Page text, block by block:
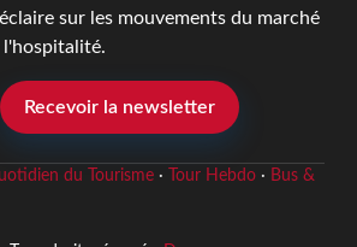
sur les mouvements du marché
Recevoir la newsletter
du Tourisme· Tour Hebdo· Bus &